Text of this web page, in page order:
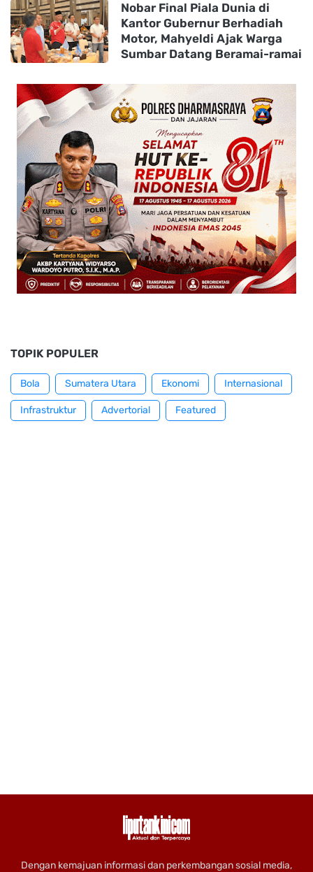
Nobar Final Piala Dunia di
Kantor Gubernur Berhadiah
Motor, Mahyeldi Ajak Warga
Sumbar Datang Beramai-ramai
TOPIK POPULER
Bola Sumatera Utara Ekonomi Internasional
Infrastruktur Advertorial Featured
Dengan kemajuan informasi dan perkembangan sosial media,